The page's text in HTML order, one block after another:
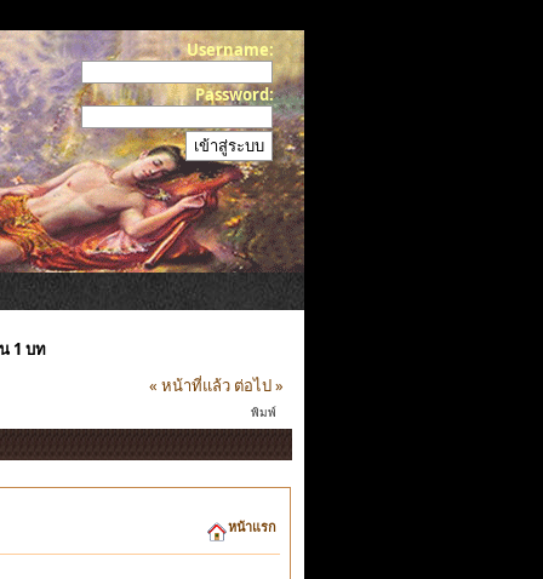
Username:
Password:
1 บท
« หน้าที่แล้ว ต่อไป »
พิมพ์
หน้าแรก